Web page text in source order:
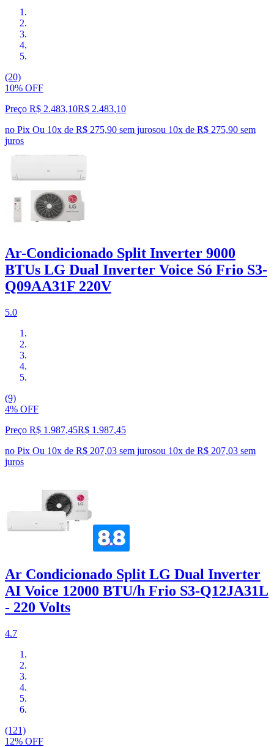
(20)
10% OFF
Preço R$ 2.483,10R$ 2.483,10
no Pix Ou 10x de R$ 275,90 sem jurosou 10x de R$ 275,90 sem
juros
Ar-Condicionado Split Inverter 9000
BTUs LG Dual Inverter Voice Só Frio S3-
Q09AA31F 220V
5.0
(9)
4% OFF
Preço R$ 1.987,45R$ 1.987,45
no Pix Ou 10x de R$ 207,03 sem jurosou 10x de R$ 207,03 sem
juros
Ar Condicionado Split LG Dual Inverter
AI Voice 12000 BTU/h Frio S3-Q12JA31L
- 220 Volts
4.7
(121)
12% OFF